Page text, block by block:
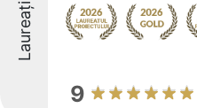
Laureați
9